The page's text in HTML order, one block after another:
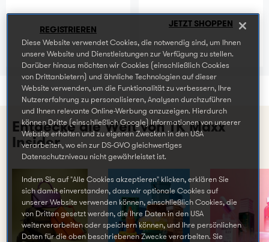
REGISTRIEREN
JETZT SHOPPEN
Entdecke die Welt vonTK Maxx
Insider
Diese Website verwendet Cookies, die notwendig sind, um Ihnen
unsere Website und Dienstleistungen zur Verfügung zu stellen.
Darüber hinaus möchten wir Cookies (einschließlich Cookies
von Drittanbietern) und ähnliche Technologien auf dieser
Website verwenden, um die Funktionalität zu verbessern, Ihre
Nutzererfahrung zu personalisieren, Analysen durchzuführen
und Ihnen relevante Online-Werbung anzuzeigen. Hierdurch
können Dritte (einschließlich Google) Informationen von unserer
Website erhalten und zu eigenen Zwecken in den USA
verarbeiten, wo ein zur DS-GVO gleichwertiges
Datenschutzniveau nicht gewährleistet ist.
Indem Sie auf "Alle Cookies akzeptieren" klicken, erklären Sie
sich damit einverstanden, dass wir optionale Cookies auf
unserer Website verwenden können, einschließlich Cookies, die
von Dritten gesetzt werden, die Ihre Daten in den USA
weiterverarbeiten oder speichern können, und Ihre persönlichen
Daten für die oben beschriebenen Zwecke verarbeiten. Sie